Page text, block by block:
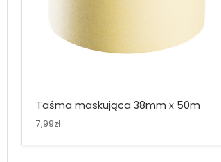
Taśma maskująca 38mm x 50m
7,99zł